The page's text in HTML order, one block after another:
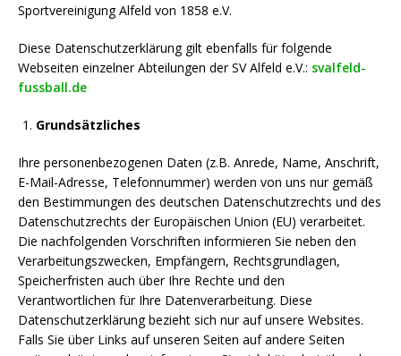
Sportvereinigung Alfeld von 1858 e.V.
Diese Datenschutzerklärung gilt ebenfalls für folgende
Webseiten einzelner Abteilungen der SV Alfeld e.V.: svalfeld-
fussball.de
Grundsätzliches
Ihre personenbezogenen Daten (z.B. Anrede, Name, Anschrift,
E-Mail-Adresse, Telefonnummer) werden von uns nur gemäß
den Bestimmungen des deutschen Datenschutzrechts und des
Datenschutzrechts der Europäischen Union (EU) verarbeitet.
Die nachfolgenden Vorschriften informieren Sie neben den
Verarbeitungszwecken, Empfängern, Rechtsgrundlagen,
Speicherfristen auch über Ihre Rechte und den
Verantwortlichen für Ihre Datenverarbeitung. Diese
Datenschutzerklärung bezieht sich nur auf unsere Websites.
Falls Sie über Links auf unseren Seiten auf andere Seiten